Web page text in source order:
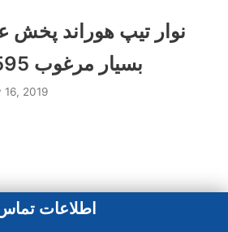
نوار تیپ هوراند پخش
بسیار مرغوب 8595-331-0913
16, 2019
اطلاعات